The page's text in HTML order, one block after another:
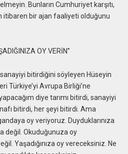
Bunların Cumhuriyet karşıtı,
itibaren bir ajan faaliyeti olduğunu
OY VERİN”
sanayiyi bitirdiğini söyleyen Hüseyin
Türkiye’yi Avrupa Birliği’ne
diye tarımı bitirdi, sanayiyi
bitirdi, her şeyi bitirdi. Ama
oy veriyoruz. Duyduklarınıza
değil. Okuduğunuza oy
Yaşadığınıza oy vereceksiniz. Ne